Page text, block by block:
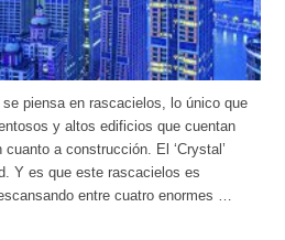
piensa en rascacielos, lo único que
y altos edificios que cuentan
a construcción. El ‘Crystal’
Y es que este rascacielos es
entre cuatro enormes …